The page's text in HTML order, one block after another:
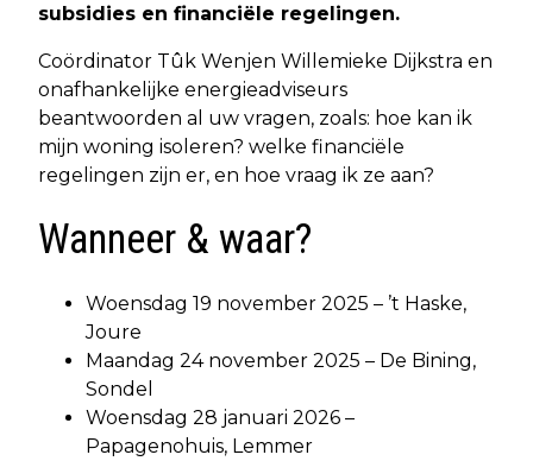
subsidies en financiële regelingen.
Coördinator Tûk Wenjen Willemieke Dijkstra en
onafhankelijke energieadviseurs
beantwoorden al uw vragen, zoals: hoe kan ik
mijn woning isoleren? welke financiële
regelingen zijn er, en hoe vraag ik ze aan?
Wanneer & waar?
Woensdag 19 november 2025 – ’t Haske,
Joure
Maandag 24 november 2025 – De Bining,
Sondel
Woensdag 28 januari 2026 –
Papagenohuis, Lemmer